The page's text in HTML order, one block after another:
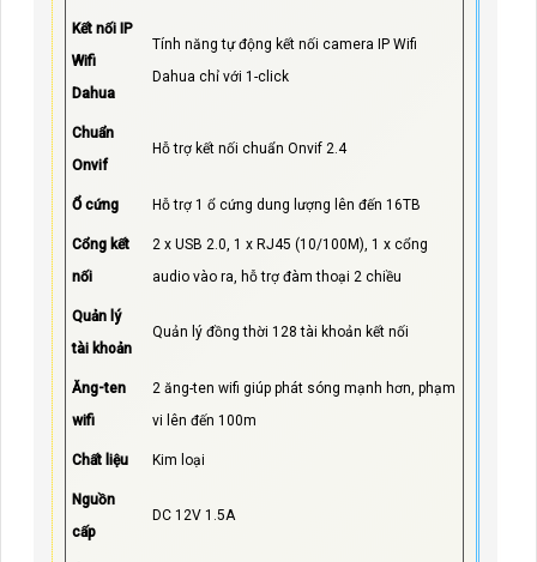
Kết nối IP
Wifi
Dahua
Tính năng tự động kết nối camera IP Wifi
Dahua chỉ với 1-click
Chuẩn
Onvif
Hỗ trợ kết nối chuẩn Onvif 2.4
Ổ cứng Hỗ trợ 1 ổ cứng dung lượng lên đến 16TB
Cổng kết
nối
2 x USB 2.0, 1 x RJ45 (10/100M), 1 x cổng
audio vào ra, hỗ trợ đàm thoại 2 chiều
Quản lý
tài khoản
Quản lý đồng thời 128 tài khoản kết nối
Ăng-ten
wifi
2 ăng-ten wifi giúp phát sóng mạnh hơn, phạm
vi lên đến 100m
Chất liệu Kim loại
Nguồn
cấp
DC 12V 1.5A